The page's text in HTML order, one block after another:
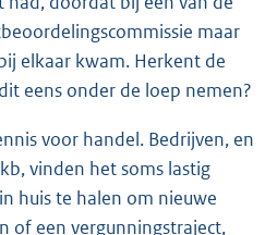
maar
elkaar kwam. Herkent de
eens onder de loep nemen?
voor handel. Bedrijven, en
vinden het soms lastig
huis te halen om nieuwe
of een vergunningstraject,